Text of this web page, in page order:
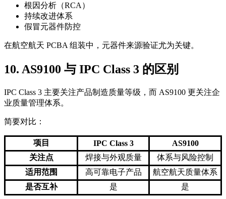
根因分析（RCA）
持续改进体系
假冒元器件防控
在航空航天 PCBA 组装中，元器件来源验证尤为关键。
10. AS9100 与 IPC Class 3 的区别
IPC Class 3 主要关注产品制造质量等级，而 AS9100 更关注企
业质量管理体系。
简要对比：
项目 IPC Class 3
AS9100
关注点
焊接与外观质量
体系与风险控制
适用范围
高可靠电子产品
航空航天质量体系
是否互补
是 是